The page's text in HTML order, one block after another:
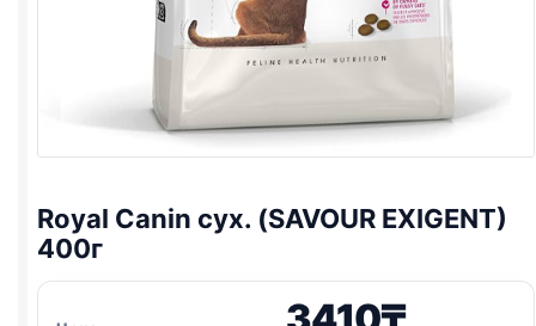
Royal Canin сух. (SAVOUR EXIGENT)
400г